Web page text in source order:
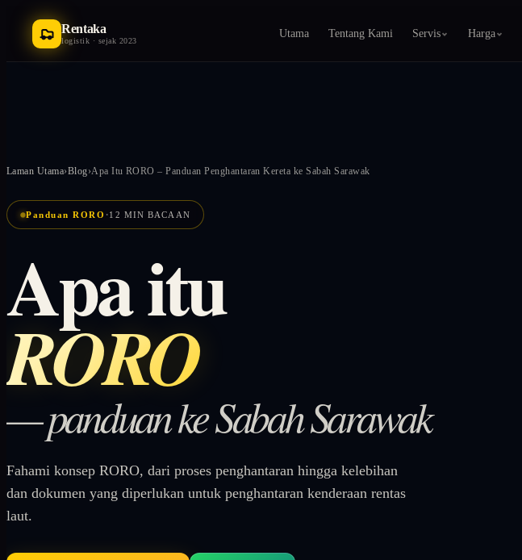
Rentaka
logistik · sejak 2023
Utama Tentang Kami Servis Harga
Laman Utama›Blog›Apa Itu RORO – Panduan Penghantaran Kereta ke Sabah Sarawak
Panduan RORO ·12 MIN BACAAN
Apa itu
RORO
— panduan ke Sabah Sarawak
Fahami konsep RORO, dari proses penghantaran hingga kelebihan
dan dokumen yang diperlukan untuk penghantaran kenderaan rentas
laut.